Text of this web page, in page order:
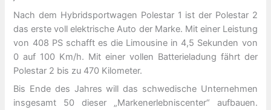
Nach dem Hybridsportwagen Polestar 1 ist der Polestar 2
das erste voll elektrische Auto der Marke. Mit einer Leistung
von 408 PS schafft es die Limousine in 4,5 Sekunden von
0 auf 100 Km/h. Mit einer vollen Batterieladung fährt der
Polestar 2 bis zu 470 Kilometer.
Bis Ende des Jahres will das schwedische Unternehmen
insgesamt 50 dieser „Markenerlebniscenter“ aufbauen.